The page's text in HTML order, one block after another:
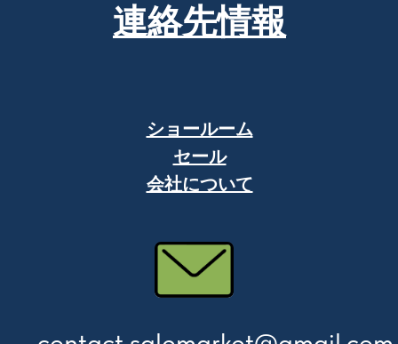
ショールーム
セール
会社について
連絡先情報